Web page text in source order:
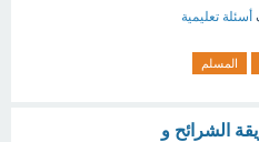
أسئلة تعليمية
المسلم
الشرائح و